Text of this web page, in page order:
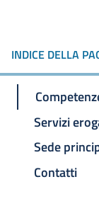
INDICE DELLA
Servizi
Sede
Contatti